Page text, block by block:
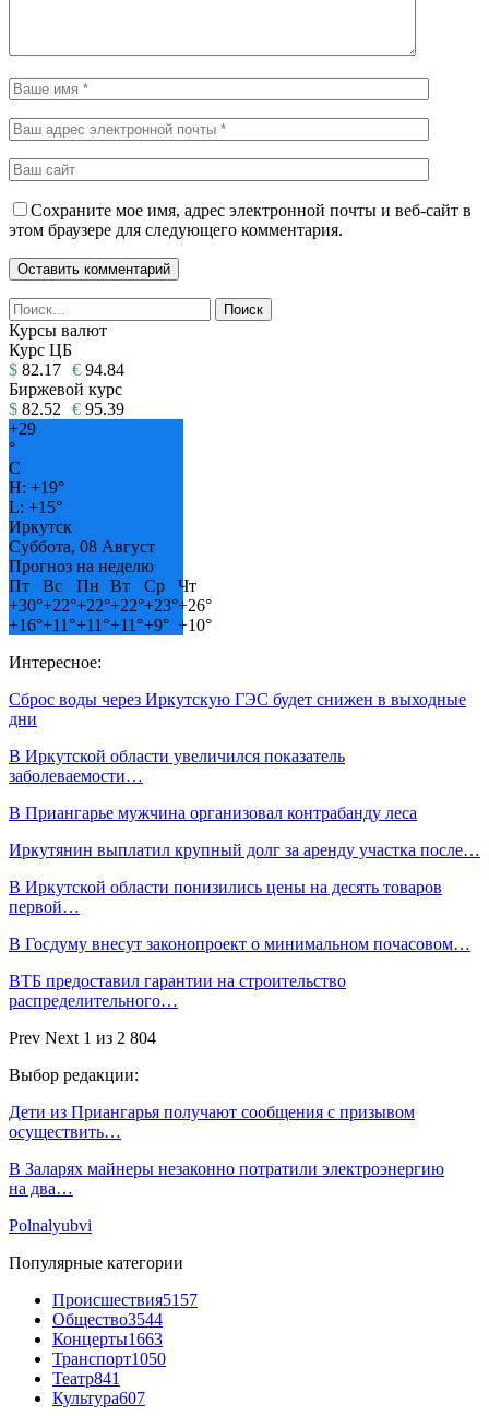
Сохраните мое имя, адрес электронной почты и веб-сайт в
этом браузере для следующего комментария.
Курсы валют
Курс ЦБ
$ 82.17 € 94.84
Биржевой курс
$ 82.52 € 95.39
+29
°
C
H: +19°
L: +15°
Иркутск
Суббота, 08 Август
Прогноз на неделю
Пт
Вс Пн Вт Ср
Чт
+30°+22°+22°+22°+23°+26°
+16°+11°+11°+11°+9° +10°
Интересное:
Сброс воды через Иркутскую ГЭС будет снижен в выходные
дни
В Иркутской области увеличился показатель
заболеваемости…
В Приангарье мужчина организовал контрабанду леса
Иркутянин выплатил крупный долг за аренду участка после…
В Иркутской области понизились цены на десять товаров
первой…
В Госдуму внесут законопроект о минимальном почасовом…
ВТБ предоставил гарантии на строительство
распределительного…
Prev Next 1 из 2 804
Выбор редакции:
Дети из Приангарья получают сообщения с призывом
осуществить…
В Заларях майнеры незаконно потратили электроэнергию
на два…
Polnalyubvi
Популярные категории
Происшествия5157
Общество3544
Концерты1663
Транспорт1050
Театр841
Культура607